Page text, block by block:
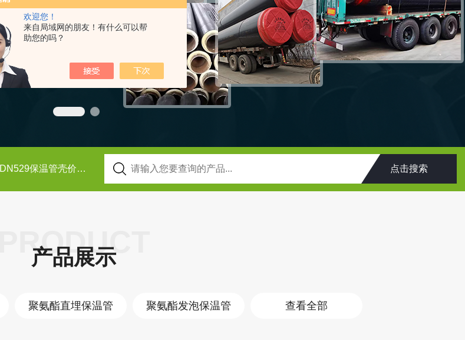
欢迎您！
来自局域网的朋友！有什么可以帮
助您的吗？
DN529保温管壳价格 DN219高邮聚氨酯保温管 喷涂缠绕保温管道价格 山东聚氨酯保温管 南通启东塑套钢
PRODUCT
产品展示
聚氨酯直埋保温管 聚氨酯发泡保温管 查看全部